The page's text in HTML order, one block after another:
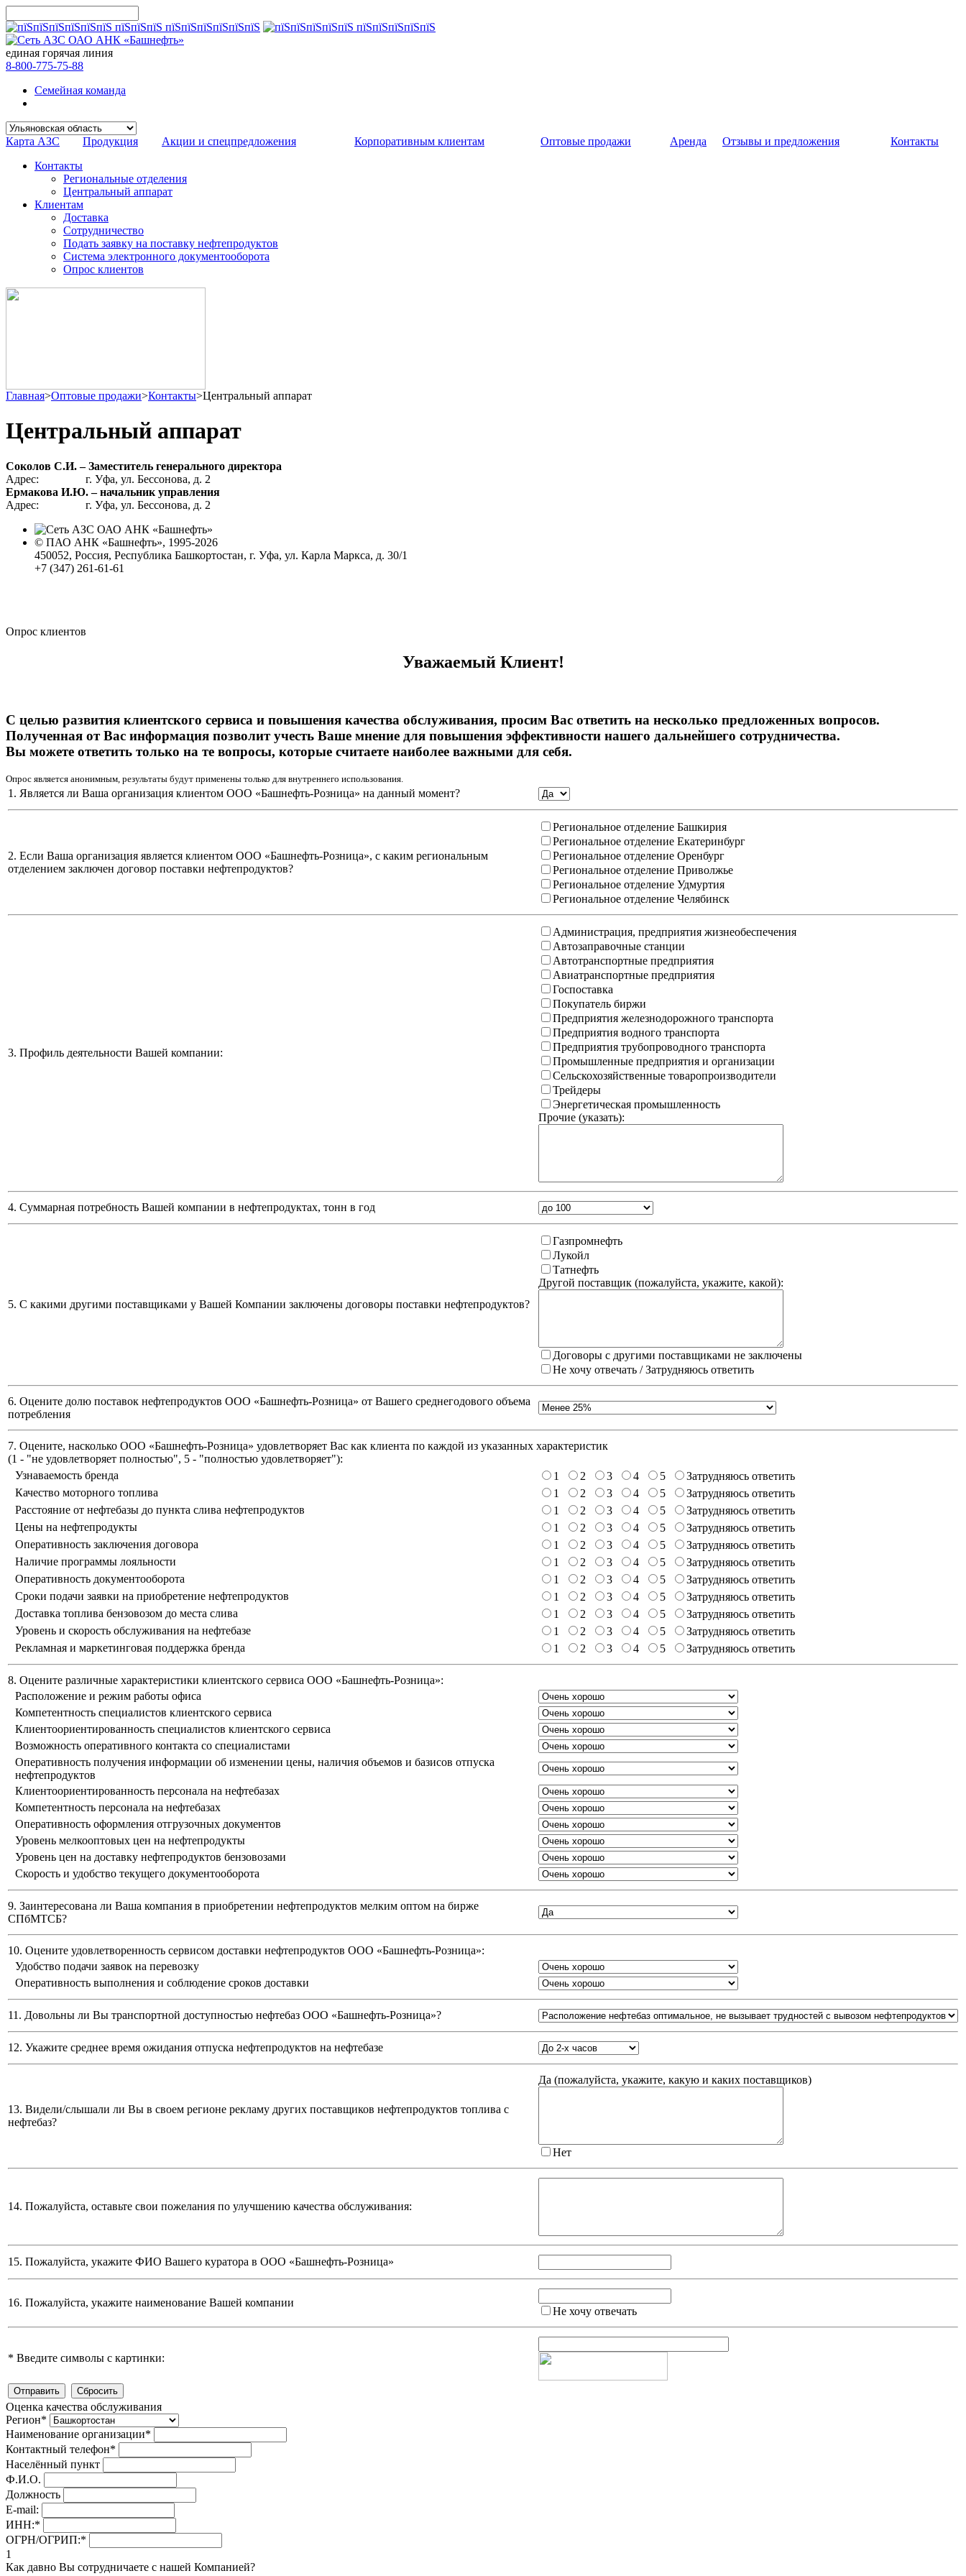
единая горячая линия
8-800-775-75-88
Семейная команда
Карта АЗС Продукция Акции и спецпредложения Корпоративным клиентам Оптовые продажи Аренда Отзывы и предложения
Контакты
Контакты
Региональные отделения
Центральный аппарат
Клиентам
Доставка
Сотрудничество
Подать заявку на поставку нефтепродуктов
Система электронного документооборота
Опрос клиентов
Главная>Оптовые продажи>Контакты>Центральный аппарат
Центральный аппарат
Соколов С.И. – Заместитель генерального директора
Адрес:
г. Уфа, ул. Бессонова, д. 2
Ермакова И.Ю. – начальник управления
Адрес:
г. Уфа, ул. Бессонова, д. 2
© ПАО АНК «Башнефть», 1995-2026
450052, Россия, Республика Башкортостан, г. Уфа, ул. Карла Маркса, д. 30/1
+7 (347) 261-61-61
Опрос клиентов
Уважаемый Клиент!
С целью развития клиентского сервиса и повышения качества обслуживания, просим Вас ответить на несколько предложенных вопросов.
Полученная от Вас информация позволит учесть Ваше мнение для повышения эффективности нашего дальнейшего сотрудничества.
Вы можете ответить только на те вопросы, которые считаете наиболее важными для себя.
Опрос является анонимным, результаты будут применены только для внутреннего использования.
1. Является ли Ваша организация клиентом ООО «Башнефть-Розница» на данный момент?
2. Если Ваша организация является клиентом ООО «Башнефть-Розница», с каким региональным
отделением заключен договор поставки нефтепродуктов?
Региональное отделение Башкирия
Региональное отделение Екатеринбург
Региональное отделение Оренбург
Региональное отделение Приволжье
Региональное отделение Удмуртия
Региональное отделение Челябинск
3. Профиль деятельности Вашей компании:
Администрация, предприятия жизнеобеспечения
Автозаправочные станции
Автотранспортные предприятия
Авиатранспортные предприятия
Госпоставка
Покупатель биржи
Предприятия железнодорожного транспорта
Предприятия водного транспорта
Предприятия трубопроводного транспорта
Промышленные предприятия и организации
Сельскохозяйственные товаропроизводители
Трейдеры
Энергетическая промышленность
Прочие (указать):
4. Суммарная потребность Вашей компании в нефтепродуктах, тонн в год
5. С какими другими поставщиками у Вашей Компании заключены договоры поставки нефтепродуктов?
Газпромнефть
Лукойл
Татнефть
Другой поставщик (пожалуйста, укажите, какой):
Договоры с другими поставщиками не заключены
Не хочу отвечать / Затрудняюсь ответить
6. Оцените долю поставок нефтепродуктов ООО «Башнефть-Розница» от Вашего среднегодового объема
потребления
7. Оцените, насколько ООО «Башнефть-Розница» удовлетворяет Вас как клиента по каждой из указанных характеристик
(1 - "не удовлетворяет полностью", 5 - "полностью удовлетворяет"):
Узнаваемость бренда
1 2 3 4 5
Затрудняюсь ответить
Качество моторного топлива
1 2 3 4 5
Затрудняюсь ответить
Расстояние от нефтебазы до пункта слива нефтепродуктов
1 2 3 4 5
Затрудняюсь ответить
Цены на нефтепродукты
1 2 3 4 5
Затрудняюсь ответить
Оперативность заключения договора
1 2 3 4 5
Затрудняюсь ответить
Наличие программы лояльности
1 2 3 4 5
Затрудняюсь ответить
Оперативность документооборота
1 2 3 4 5
Затрудняюсь ответить
Сроки подачи заявки на приобретение нефтепродуктов
1 2 3 4 5
Затрудняюсь ответить
Доставка топлива бензовозом до места слива
1 2 3 4 5
Затрудняюсь ответить
Уровень и скорость обслуживания на нефтебазе
1 2 3 4 5
Затрудняюсь ответить
Рекламная и маркетинговая поддержка бренда
1 2 3 4 5 Затрудняюсь ответить
8. Оцените различные характеристики клиентского сервиса ООО «Башнефть-Розница»:
Расположение и режим работы офиса
Компетентность специалистов клиентского сервиса
Клиентоориентированность специалистов клиентского сервиса
Возможность оперативного контакта со специалистами
Оперативность получения информации об изменении цены, наличия объемов и базисов отпуска
нефтепродуктов
Клиентоориентированность персонала на нефтебазах
Компетентность персонала на нефтебазах
Оперативность оформления отгрузочных документов
Уровень мелкооптовых цен на нефтепродукты
Уровень цен на доставку нефтепродуктов бензовозами
Скорость и удобство текущего документооборота
9. Заинтересована ли Ваша компания в приобретении нефтепродуктов мелким оптом на бирже
СПбМТСБ?
10. Оцените удовлетворенность сервисом доставки нефтепродуктов ООО «Башнефть-Розница»:
Удобство подачи заявок на перевозку
Оперативность выполнения и соблюдение сроков доставки
11. Довольны ли Вы транспортной доступностью нефтебаз ООО «Башнефть-Розница»?
12. Укажите среднее время ожидания отпуска нефтепродуктов на нефтебазе
13. Видели/слышали ли Вы в своем регионе рекламу других поставщиков нефтепродуктов топлива с
нефтебаз?
Да (пожалуйста, укажите, какую и каких поставщиков)
Нет
14. Пожалуйста, оставьте свои пожелания по улучшению качества обслуживания:
15. Пожалуйста, укажите ФИО Вашего куратора в ООО «Башнефть-Розница»
16. Пожалуйста, укажите наименование Вашей компании
Не хочу отвечать
* Введите символы с картинки:
Оценка качества обслуживания
Регион*
Наименование организации*
Контактный телефон*
Населённый пункт
Ф.И.О.
Должность
E-mail:
ИНН:*
ОГРН/ОГРИП:*
1
Как давно Вы сотрудничаете с нашей Компанией?